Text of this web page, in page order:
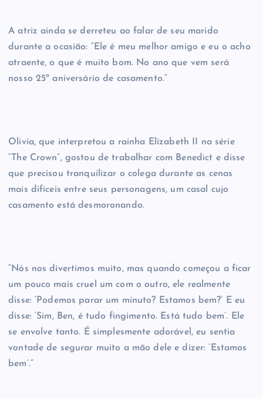
A atriz ainda se derreteu ao falar de seu marido
durante a ocasião: “Ele é meu melhor amigo e eu o acho
atraente, o que é muito bom. No ano que vem será
nosso 25º aniversário de casamento.“
Olivia, que interpretou a rainha Elizabeth II na série
“The Crown”, gostou de trabalhar com Benedict e disse
que precisou tranquilizar o colega durante as cenas
mais difíceis entre seus personagens, um casal cujo
casamento está desmoronando.
“Nós nos divertimos muito, mas quando começou a ficar
um pouco mais cruel um com o outro, ele realmente
disse: ‘Podemos parar um minuto? Estamos bem?’ E eu
disse: ‘Sim, Ben, é tudo fingimento. Está tudo bem’. Ele
se envolve tanto. É simplesmente adorável, eu sentia
vontade de segurar muito a mão dele e dizer: ‘Estamos
bem’.”